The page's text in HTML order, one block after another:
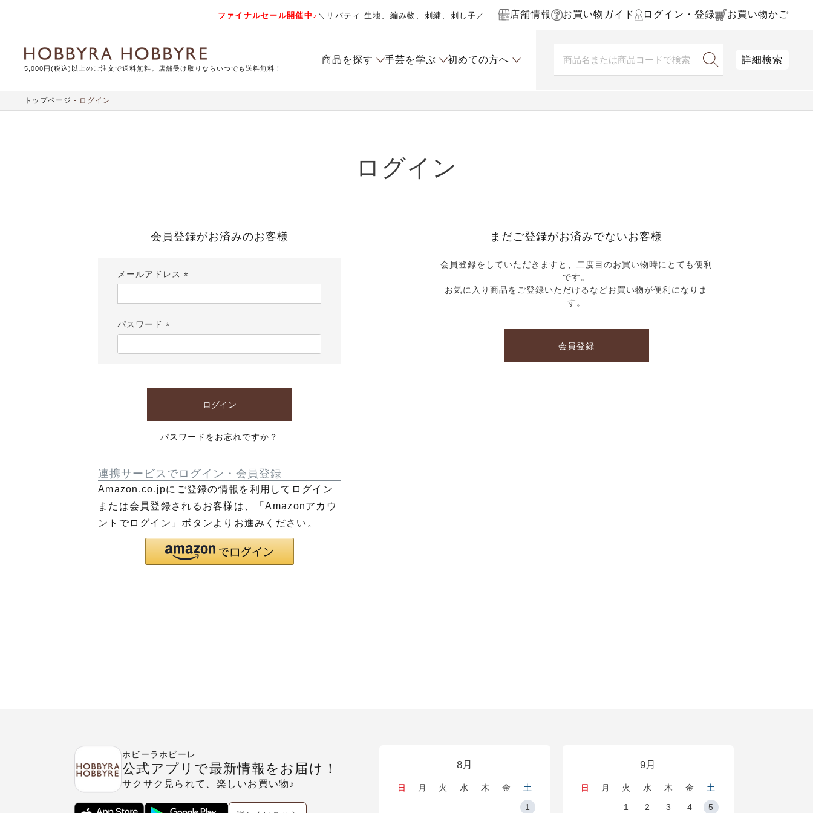
ファイナルセール開催中♪ ＼リバティ 生地、編み物、刺繍、刺し子／ 店舗情報 お買い物ガイド ログイン・登録 お買い物かご
5,000円(税込)以上のご注文で送料無料。店舗受け取りならいつでも送料無料！
商品を探す 手芸を学ぶ 初めての方へ 詳細検索
トップページ ログイン
ログイン
会員登録がお済みのお客様
メールアドレス
須)
パスワード
須)
ログイン
パスワードをお忘れですか？
連携サービスでログイン・会員登録
Amazon.co.jpにご登録の情報を利用してログイン
または会員登録されるお客様は、「Amazonアカウ
ントでログイン」ボタンよりお進みください。
まだご登録がお済みでないお客様
会員登録をしていただきますと、二度目のお買い物時にとても便利
です。
お気に入り商品をご登録いただけるなどお買い物が便利になりま
す。
会員登録
8月
日 月 火 水 木 金
土
1
9月
日 月 火 水 木 金
土
1
2 3 4 5
ホビーラホビーレ
公式アプリで最新情報をお届け！
サクサク見られて、楽しいお買い物♪